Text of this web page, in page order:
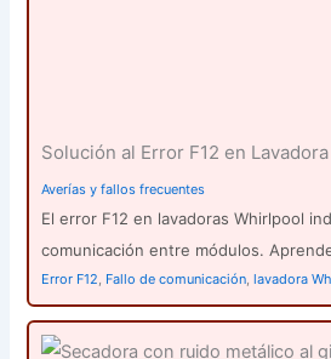
Solución al Error F12 en
Averías y fallos frecuentes
El error F12 en lavadoras Whirlpool
comunicación entre módulos.
Error F12, Fallo de comunicación,lavadora